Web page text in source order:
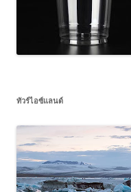
ทัวร์ไอซ์แลนด์